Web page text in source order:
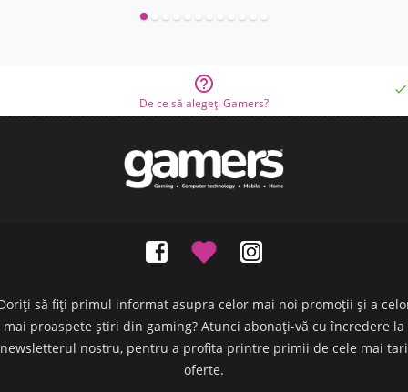

De ce să alegeți Gamers?

să fiți primul informat asupra celor mai noi promoții și a
mai proaspete știri din gaming? Atunci abonați-vă cu încredere la
newsletterul nostru, pentru a profita printre primii de cele mai tari
oferte.